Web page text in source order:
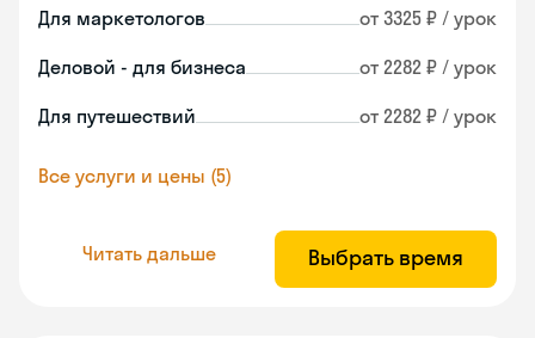
Для маркетологов от 3325 ₽ / урок
Деловой - для бизнеса от 2282 ₽ / урок
Для путешествий от 2282 ₽ / урок
Все услуги и цены (5)
Читать дальше Выбрать время